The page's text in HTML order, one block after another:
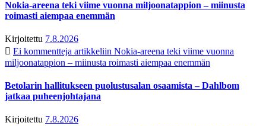
Nokia-areena teki viime vuonna miljoonatappion – miinusta
roimasti aiempaa enemmän
Kirjoitettu 7.8.2026
Ei kommentteja artikkeliin Nokia-areena teki viime vuonna
miljoonatappion – miinusta roimasti aiempaa enemmän
Betolarin hallitukseen puolustusalan osaamista – Dahlbom
jatkaa puheenjohtajana
Kirjoitettu 7.8.2026